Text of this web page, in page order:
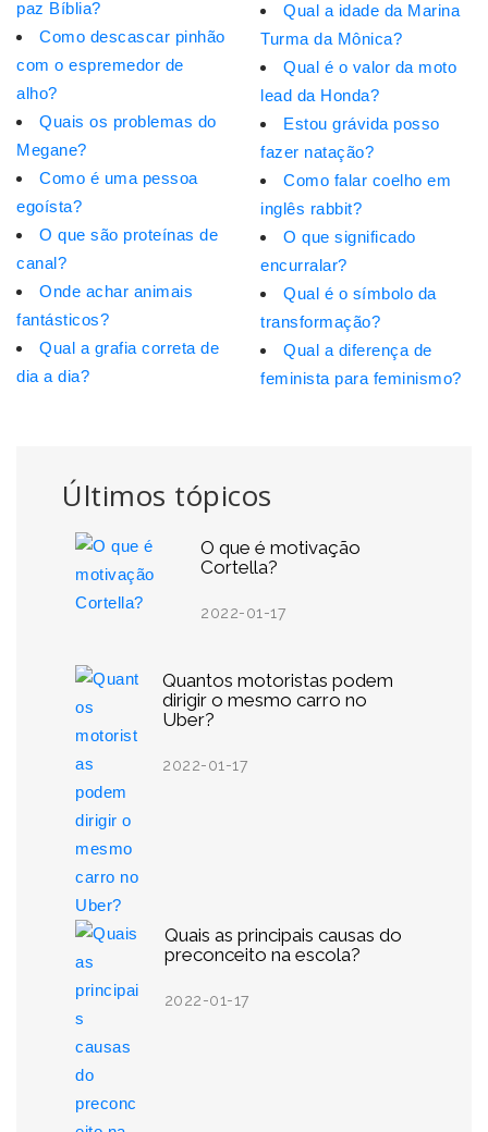
Últimos tópicos
O que é motivação
Cortella?
2022-01-17
Quantos motoristas podem
dirigir o mesmo carro no
Uber?
2022-01-17
Quais as principais causas do
preconceito na escola?
2022-01-17
paz Bíblia?
Como descascar pinhão
com o espremedor de
alho?
Quais os problemas do
Megane?
Como é uma pessoa
egoísta?
O que são proteínas de
canal?
Onde achar animais
fantásticos?
Qual a grafia correta de
dia a dia?
Qual a idade da Marina
Turma da Mônica?
Qual é o valor da moto
lead da Honda?
Estou grávida posso
fazer natação?
Como falar coelho em
inglês rabbit?
O que significado
encurralar?
Qual é o símbolo da
transformação?
Qual a diferença de
feminista para feminismo?